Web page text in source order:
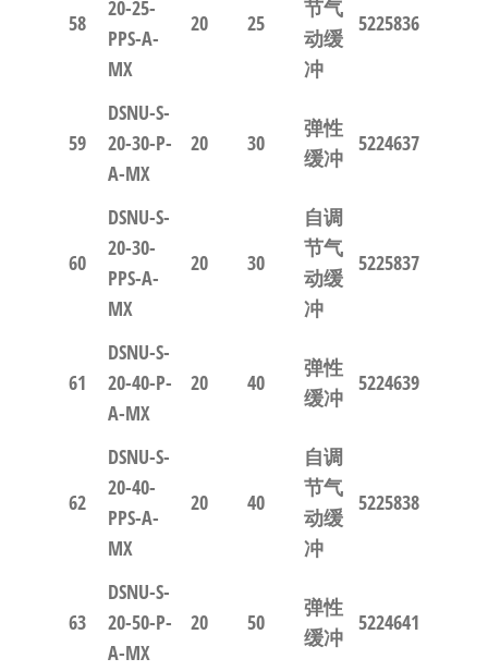
58
20-25-
PPS-A-
MX
20 25
节气
动缓
冲
5225836
59
DSNU-S-
20-30-P-
A-MX
20 30
弹性
缓冲
5224637
60
DSNU-S-
20-30-
PPS-A-
MX
20 30
自调
节气
动缓
冲
5225837
61
DSNU-S-
20-40-P-
A-MX
20 40
弹性
缓冲
5224639
62
DSNU-S-
20-40-
PPS-A-
MX
20 40
自调
节气
动缓
冲
5225838
63
DSNU-S-
20-50-P-
A-MX
20 50
弹性
缓冲
5224641